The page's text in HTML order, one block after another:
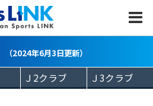
（2024年6月3日更新）